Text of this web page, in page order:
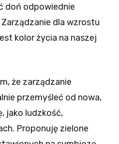
doń odpowiednie
dla wzrostu
kolor życia na naszej
że zarządzanie
przemyśleć od nowa,
jako ludzkość,
Proponuję zielone